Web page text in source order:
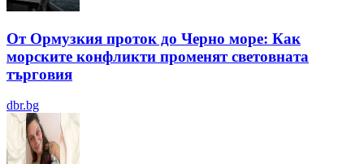
От Ормузкия проток до Черно море: Как
морските конфликти променят световната
търговия
dbr.bg